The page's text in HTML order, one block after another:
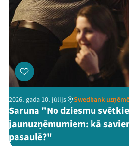
2026. gada 10. jūlijs Swedbank
Saruna "No dziesmu
jaunuzņēmumiem: kā
pasaulē?"